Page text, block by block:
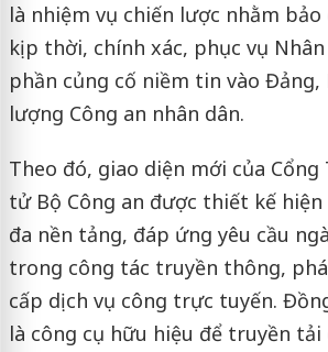
là nhiệm vụ chiến lược nhằm
kịp thời, chính xác, phục vụ
phần củng cố niềm tin vào Đảng,
lượng Công an nhân dân.
Theo đó, giao diện mới của
tử Bộ Công an được thiết kế
đa nền tảng, đáp ứng yêu cầu
trong công tác truyền thông,
cấp dịch vụ công trực tuyến.
là công cụ hữu hiệu để truyền